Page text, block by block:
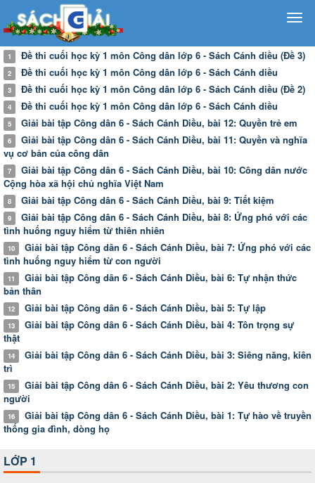
1 ​​​​​​​Đề thi cuối học kỳ 1 môn Công dân lớp 6 - Sách Cánh diều (Đề 3)
2 ​​​​​​​Đề thi cuối học kỳ 1 môn Công dân lớp 6 - Sách Cánh diều
3 Đề thi cuối học kỳ 1 môn Công dân lớp 6 - Sách Cánh diều (Đề 2)
4 Đề thi cuối học kỳ 1 môn Công dân lớp 6 - Sách Cánh diều
5 Giải bài tập Công dân 6 - Sách Cánh Diều, bài 12: Quyền trẻ em
6 Giải bài tập Công dân 6 - Sách Cánh Diều, bài 11: Quyền và nghĩa
vụ cơ bản của công dân
7 Giải bài tập Công dân 6 - Sách Cánh Diều, bài 10: Công dân nước
Cộng hòa xã hội chủ nghĩa Việt Nam
8 Giải bài tập Công dân 6 - Sách Cánh Diều, bài 9: Tiết kiệm
9 Giải bài tập Công dân 6 - Sách Cánh Diều, bài 8: Ứng phó với các
tình huống nguy hiểm từ thiên nhiên
10 Giải bài tập Công dân 6 - Sách Cánh Diều, bài 7: Ứng phó với các
tình huống nguy hiểm từ con người
11 Giải bài tập Công dân 6 - Sách Cánh Diều, bài 6: Tự nhận thức
bản thân
12 Giải bài tập Công dân 6 - Sách Cánh Diều, bài 5: Tự lập
13 Giải bài tập Công dân 6 - Sách Cánh Diều, bài 4: Tôn trọng sự
thật
14 Giải bài tập Công dân 6 - Sách Cánh Diều, bài 3: Siêng năng, kiên
trì
15 Giải bài tập Công dân 6 - Sách Cánh Diều, bài 2: Yêu thương con
người
16 Giải bài tập Công dân 6 - Sách Cánh Diều, bài 1: Tự hào về truyền
thống gia đình, dòng họ
LỚP 1